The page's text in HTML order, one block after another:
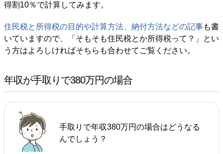
得割10％で計算してみます。
住民税と所得税の目的や計算方法、納付方法などの記事も書
いていますので、「そもそも住民税とか所得税って？」とい
う方はよろしければそちらも合わせてご覧ください。
年収が手取りで380万円の場合
手取りで年収380万円の場合はどうなる
んでしょう？